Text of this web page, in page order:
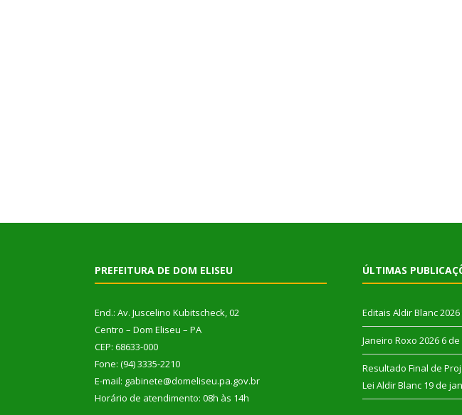
PREFEITURA DE DOM ELISEU
End.: Av. Juscelino Kubitscheck, 02
Centro – Dom Eliseu – PA
CEP: 68633-000
Fone: (94) 3335-2210
E-mail: gabinete@domeliseu.pa.gov.br
Horário de atendimento: 08h às 14h
ÚLTIMAS
Editais Aldir Blanc 2026
Janeiro Roxo 2026 6
Resultado Final de
Lei Aldir Blanc 19 de